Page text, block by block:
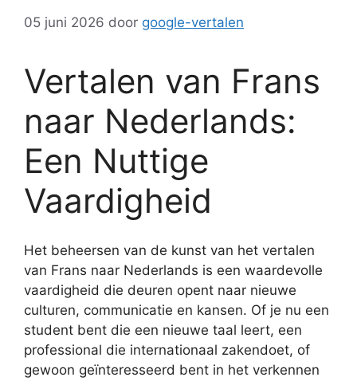
05 juni 2026 door google-vertalen
Vertalen van Frans
naar Nederlands:
Een Nuttige
Vaardigheid
Het beheersen van de kunst van het vertalen
van Frans naar Nederlands is een waardevolle
vaardigheid die deuren opent naar nieuwe
culturen, communicatie en kansen. Of je nu een
student bent die een nieuwe taal leert, een
professional die internationaal zakendoet, of
gewoon geïnteresseerd bent in het verkennen